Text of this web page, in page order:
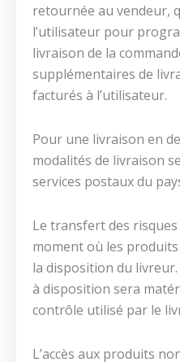
retournée au vendeur,
l’utilisateur pour
livraison de la
supplémentaires de
facturés à l’utilisateur.
Pour une livraison en
modalités de livraison
services postaux du
Le transfert des
moment où les
la disposition du
à disposition sera
contrôle utilisé par le
L’accès aux produits